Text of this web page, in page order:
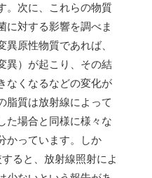
。次に、これらの物質
に対する影響を調べま
原性物質であれば、
異）が起こり、その結
なくなるなどの変化が
脂質は放射線によって
た場合と同様に様々な
かっています。しか
ると、放射線照射によ